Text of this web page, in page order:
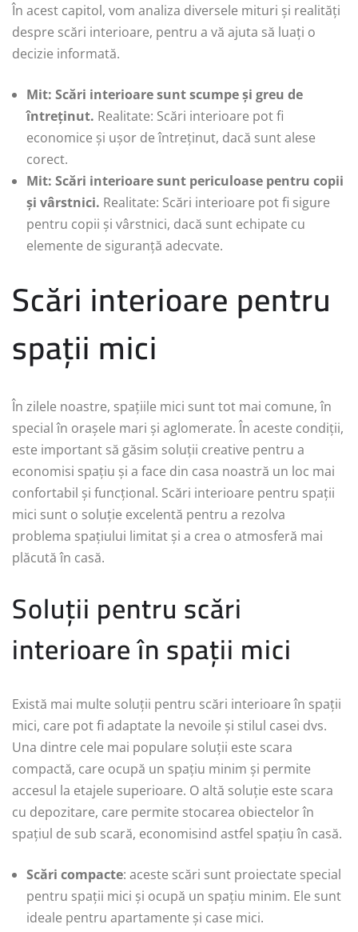
În acest capitol, vom analiza diversele mituri și realități
despre scări interioare, pentru a vă ajuta să luați o
decizie informată.
Mit: Scări interioare sunt scumpe și greu de
întreținut. Realitate: Scări interioare pot fi
economice și ușor de întreținut, dacă sunt alese
corect.
Mit: Scări interioare sunt periculoase pentru copii
și vârstnici. Realitate: Scări interioare pot fi sigure
pentru copii și vârstnici, dacă sunt echipate cu
elemente de siguranță adecvate.
Scări interioare pentru
spații mici
În zilele noastre, spațiile mici sunt tot mai comune, în
special în orașele mari și aglomerate. În aceste condiții,
este important să găsim soluții creative pentru a
economisi spațiu și a face din casa noastră un loc mai
confortabil și funcțional. Scări interioare pentru spații
mici sunt o soluție excelentă pentru a rezolva
problema spațiului limitat și a crea o atmosferă mai
plăcută în casă.
Soluții pentru scări
interioare în spații mici
Există mai multe soluții pentru scări interioare în spații
mici, care pot fi adaptate la nevoile și stilul casei dvs.
Una dintre cele mai populare soluții este scara
compactă, care ocupă un spațiu minim și permite
accesul la etajele superioare. O altă soluție este scara
cu depozitare, care permite stocarea obiectelor în
spațiul de sub scară, economisind astfel spațiu în casă.
Scări compacte: aceste scări sunt proiectate special
pentru spații mici și ocupă un spațiu minim. Ele sunt
ideale pentru apartamente și case mici.